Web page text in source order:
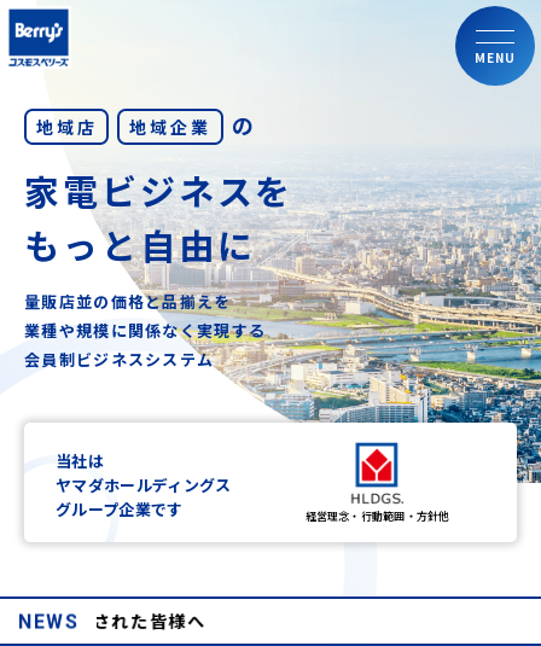
MENU
地域店 地域企業 の
家電ビジネスを
もっと自由に
量販店並の価格と品揃えを
業種や規模に関係なく実現する
会員制ビジネスシステム
当社は
ヤマダホールディングス
グループ企業です
経営理念・行動範囲・方針他
NEWS
被災された皆様へ